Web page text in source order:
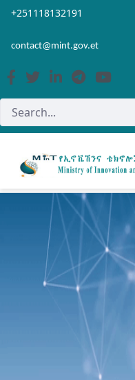
Skip to Main Content
Open Accessibility Menu
+251118132191
contact@mint.gov.et